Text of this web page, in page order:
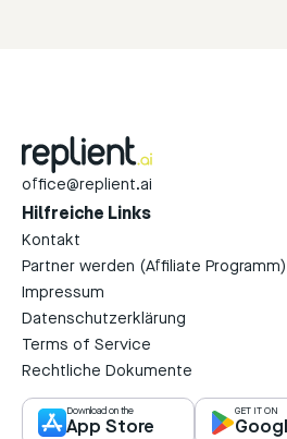
office@replient.ai
Hilfreiche Links
Kontakt
Partner werden (Affiliate Programm)
Impressum